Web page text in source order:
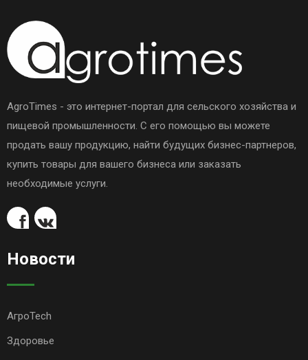
AgroTimes - это интернет-портал для сельского хозяйства и
пищевой промышленности. С его помощью вы можете
продать вашу продукцию, найти будущих бизнес-партнеров,
купить товары для вашего бизнеса или заказать
необходимые услуги.
Новости
АгроTech
Здоровье